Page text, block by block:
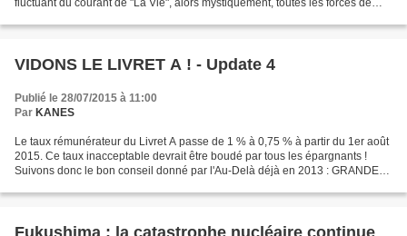
fluctuant du courant de "La Vie", alors mystiquement, toutes les forces de
VIDONS LE LIVRET A ! - Update 4
Publié le 28/07/2015 à 11:00
Par KANES
Le taux rémunérateur du Livret A passe de 1 % à 0,75 % à partir du 1er août
2015. Ce taux inacceptable devrait être boudé par tous les épargnants !
Suivons donc le bon conseil donné par l'Au-Delà déjà en 2013 : GRANDE
Fukushima : la catastrophe nucléaire continue